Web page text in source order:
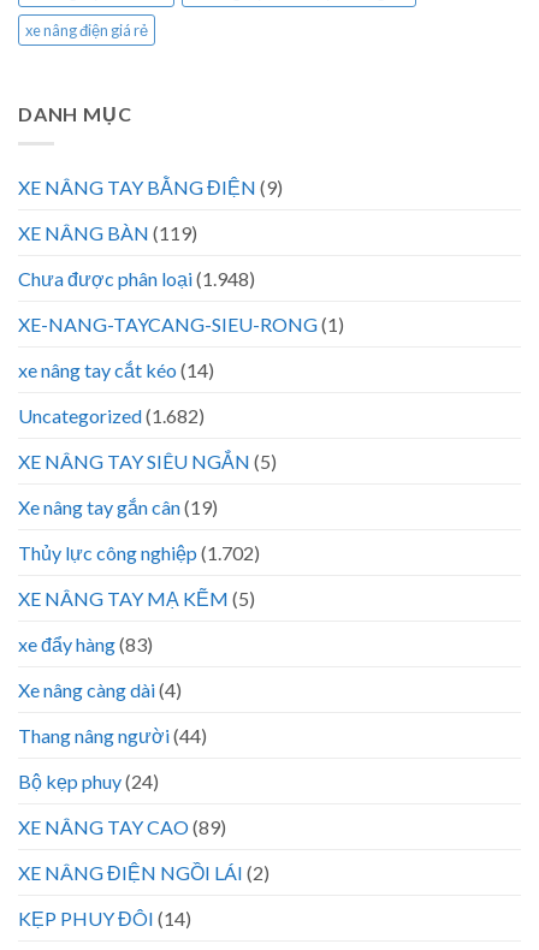
xe nâng điện giá rẻ
DANH MỤC
XE NÂNG TAY BẰNG ĐIỆN (9)
XE NÂNG BÀN (119)
Chưa được phân loại(1.948)
XE-NANG-TAYCANG-SIEU-RONG(1)
xe nâng tay cắt kéo (14)
Uncategorized(1.682)
XE NÂNG TAY SIÊU NGẮN (5)
Xe nâng tay gắn cân(19)
Thủy lực công nghiệp (1.702)
XE NÂNG TAY MẠ KẼM (5)
xe đẩy hàng(83)
Xe nâng càng dài(4)
Thang nâng người(44)
Bộ kẹp phuy(24)
XE NÂNG TAY CAO(89)
XE NÂNG ĐIỆN NGỒI LÁI (2)
KẸP PHUY ĐÔI (14)